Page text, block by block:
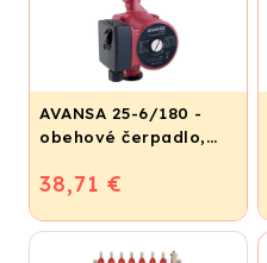
AVANSA 25-6/180 -
obehové čerpadlo,
38,71 €